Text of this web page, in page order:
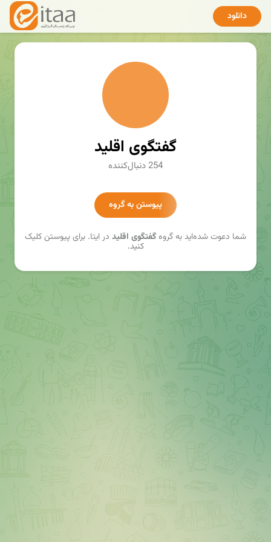
دانلود
گفتگوی اقلید
254 دنبال‌کننده
پیوستن به گروه
شما دعوت شده‌اید به گروهگفتگوی اقلید در ایتا. برای پیوستن کلیک
کنید.